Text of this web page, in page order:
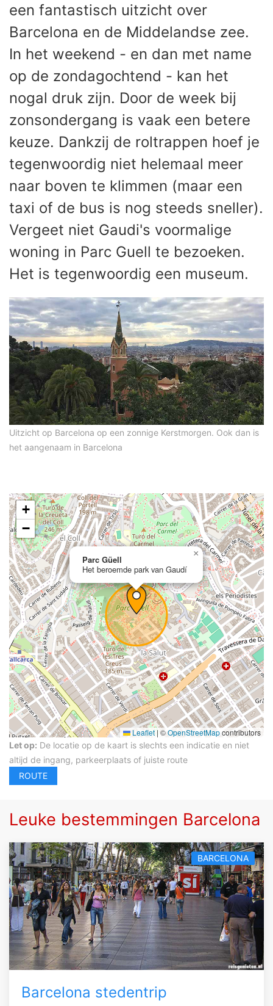
een fantastisch uitzicht over
Barcelona en de Middelandse zee.
In het weekend - en dan met name
op de zondagochtend - kan het
nogal druk zijn. Door de week bij
zonsondergang is vaak een betere
keuze. Dankzij de roltrappen hoef je
tegenwoordig niet helemaal meer
naar boven te klimmen (maar een
taxi of de bus is nog steeds sneller).
Vergeet niet Gaudi's voormalige
woning in Parc Guell te bezoeken.
Het is tegenwoordig een museum.
Uitzicht op Barcelona op een zonnige Kerstmorgen. Ook dan is
het aangenaam in Barcelona
Parc Güell
Het beroemde park van Gaudí
×
+
−
Leaflet | ©OpenStreetMapcontributors
Let op: De locatie op de kaart is slechts een indicatie en niet
altijd de ingang, parkeerplaats of juiste route
Leuke bestemmingen Barcelona
BARCELONA
Barcelona stedentrip